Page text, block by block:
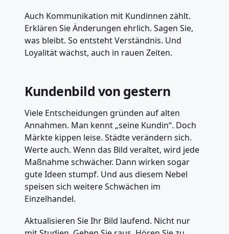
Auch Kommunikation mit Kundinnen zählt.
Erklären Sie Änderungen ehrlich. Sagen Sie,
was bleibt. So entsteht Verständnis. Und
Loyalität wächst, auch in rauen Zeiten.
Kundenbild von gestern
Viele Entscheidungen gründen auf alten
Annahmen. Man kennt „seine Kundin“. Doch
Märkte kippen leise. Städte verändern sich.
Werte auch. Wenn das Bild veraltet, wird jede
Maßnahme schwächer. Dann wirken sogar
gute Ideen stumpf. Und aus diesem Nebel
speisen sich weitere Schwächen im
Einzelhandel.
Aktualisieren Sie Ihr Bild laufend. Nicht nur